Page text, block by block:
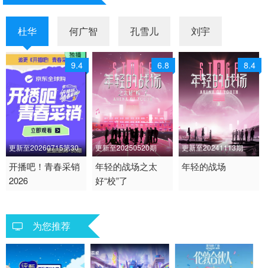
杜华 何广智 孔雪儿 刘宇
9.4
更新至20260715第30
期
2026 / 中国大陆 / 汉语
开播吧！青春采销
2026
6.8
更新至20250520期
2025 / 大陆 / 国语
大陆综艺
年轻的战场之太
好“校”了
8.4
更新至20241113期
2024 / 大陆 / 国语
年轻的战场
为您推荐